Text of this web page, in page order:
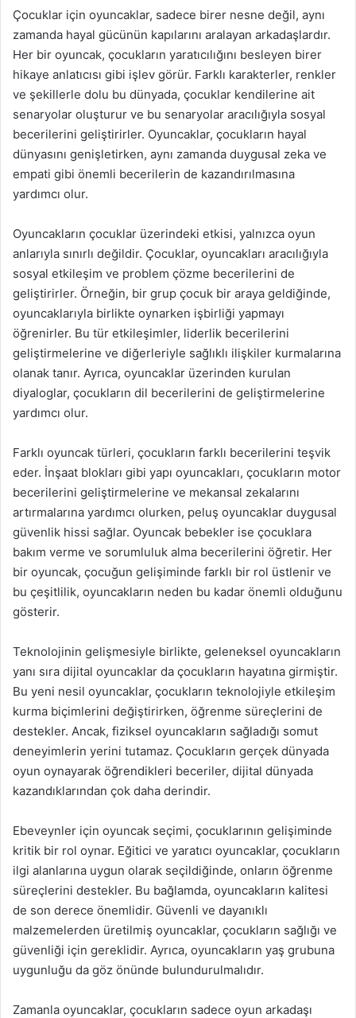
Çocuklar için oyuncaklar, sadece birer nesne değil, aynı
zamanda hayal gücünün kapılarını aralayan arkadaşlardır.
Her bir oyuncak, çocukların yaratıcılığını besleyen birer
hikaye anlatıcısı gibi işlev görür. Farklı karakterler, renkler
ve şekillerle dolu bu dünyada, çocuklar kendilerine ait
senaryolar oluşturur ve bu senaryolar aracılığıyla sosyal
becerilerini geliştirirler. Oyuncaklar, çocukların hayal
dünyasını genişletirken, aynı zamanda duygusal zeka ve
empati gibi önemli becerilerin de kazandırılmasına
yardımcı olur.
Oyuncakların çocuklar üzerindeki etkisi, yalnızca oyun
anlarıyla sınırlı değildir. Çocuklar, oyuncakları aracılığıyla
sosyal etkileşim ve problem çözme becerilerini de
geliştirirler. Örneğin, bir grup çocuk bir araya geldiğinde,
oyuncaklarıyla birlikte oynarken işbirliği yapmayı
öğrenirler. Bu tür etkileşimler, liderlik becerilerini
geliştirmelerine ve diğerleriyle sağlıklı ilişkiler kurmalarına
olanak tanır. Ayrıca, oyuncaklar üzerinden kurulan
diyaloglar, çocukların dil becerilerini de geliştirmelerine
yardımcı olur.
Farklı oyuncak türleri, çocukların farklı becerilerini teşvik
eder. İnşaat blokları gibi yapı oyuncakları, çocukların motor
becerilerini geliştirmelerine ve mekansal zekalarını
artırmalarına yardımcı olurken, peluş oyuncaklar duygusal
güvenlik hissi sağlar. Oyuncak bebekler ise çocuklara
bakım verme ve sorumluluk alma becerilerini öğretir. Her
bir oyuncak, çocuğun gelişiminde farklı bir rol üstlenir ve
bu çeşitlilik, oyuncakların neden bu kadar önemli olduğunu
gösterir.
Teknolojinin gelişmesiyle birlikte, geleneksel oyuncakların
yanı sıra dijital oyuncaklar da çocukların hayatına girmiştir.
Bu yeni nesil oyuncaklar, çocukların teknolojiyle etkileşim
kurma biçimlerini değiştirirken, öğrenme süreçlerini de
destekler. Ancak, fiziksel oyuncakların sağladığı somut
deneyimlerin yerini tutamaz. Çocukların gerçek dünyada
oyun oynayarak öğrendikleri beceriler, dijital dünyada
kazandıklarından çok daha derindir.
Ebeveynler için oyuncak seçimi, çocuklarının gelişiminde
kritik bir rol oynar. Eğitici ve yaratıcı oyuncaklar, çocukların
ilgi alanlarına uygun olarak seçildiğinde, onların öğrenme
süreçlerini destekler. Bu bağlamda, oyuncakların kalitesi
de son derece önemlidir. Güvenli ve dayanıklı
malzemelerden üretilmiş oyuncaklar, çocukların sağlığı ve
güvenliği için gereklidir. Ayrıca, oyuncakların yaş grubuna
uygunluğu da göz önünde bulundurulmalıdır.
Zamanla oyuncaklar, çocukların sadece oyun arkadaşı